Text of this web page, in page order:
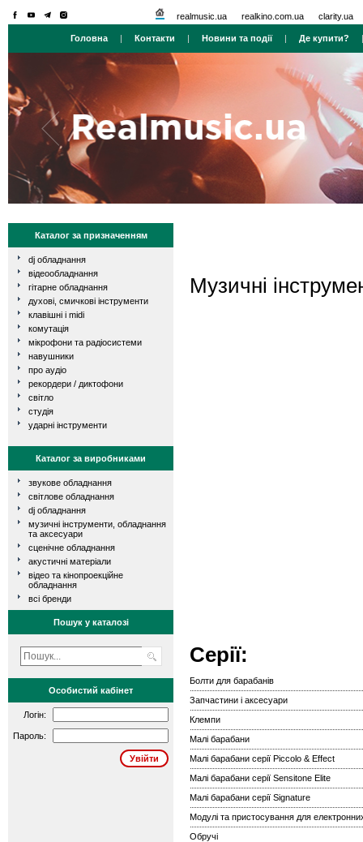
realmusic.ua realkino.com.ua clarity.ua
Головна | Контакти | Новини та події| Де купити?
Каталог за призначенням
dj обладнання
відеообладнання
гітарне обладнання
духові, смичкові інструменти
клавішні і midi
комутація
мікрофони та радіосистеми
навушники
про аудіо
рекордери / диктофони
світло
студія
ударні інструменти
Каталог за виробниками
звукове обладнання
світлове обладнання
dj обладнання
музичні інструменти, обладнання
та аксесуари
сценічне обладнання
акустичні матеріали
відео та кінопроекційне
обладнання
всі бренди
Пошук у каталозі
Особистий кабінет
Логін:
Пароль:
Музичні
Серії:
Болти для барабанiв
Запчастини і аксесуари
Клемпи
Малі барабани
Малі барабани серії Piccolo & Effect
Малі барабани серії Sensitone Elite
Малі барабани серії Signature
Модулі та пристосування для
Обручі